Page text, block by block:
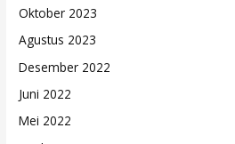
Oktober 2023
Agustus 2023
Desember 2022
Juni 2022
Mei 2022